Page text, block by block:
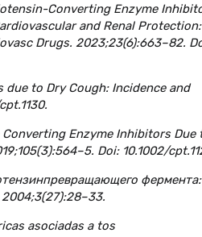
Converting Enzyme
and Renal
Drugs. 2023;23(6):663–82.
to Dry Cough: Incidence and
Enzyme Inhibitors Due
Doi: 10.1002/
фермента:
asociadas a tos